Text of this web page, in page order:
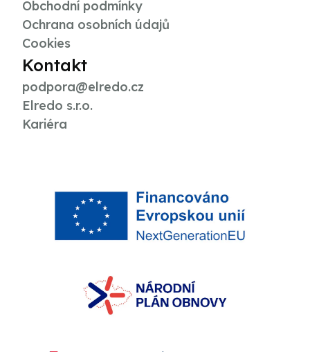
Obchodní podmínky
Ochrana osobních údajů
Cookies
Kontakt
podpora@elredo.cz
Elredo s.r.o.
Kariéra